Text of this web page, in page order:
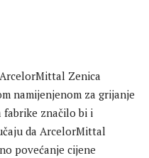
Zenica
namijenjenom za grijanje
fabrike značilo bi i
da ArcelorMittal
povećanje cijene